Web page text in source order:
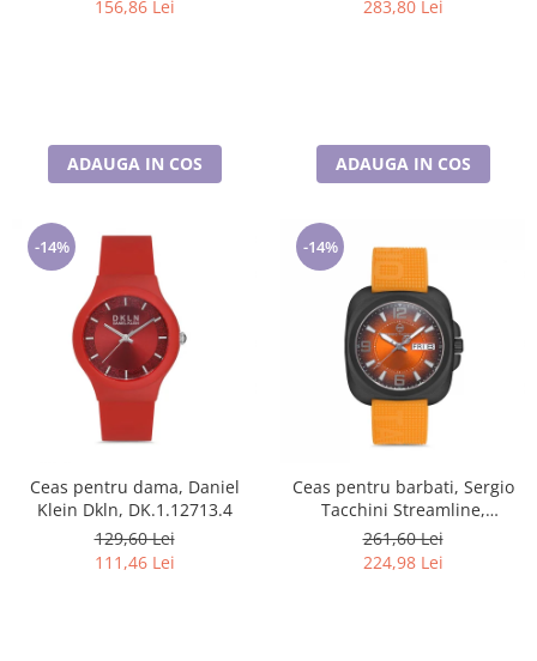
156,86 Lei
ADAUGA IN COS
283,80 Lei
ADAUGA IN COS
-14%
Ceas pentru dama, Daniel
Klein Dkln, DK.1.12713.4
129,60 Lei
111,46 Lei
-14%
Ceas pentru barbati, Sergio
Tacchini Streamline,
ST.1.10092.3
261,60 Lei
224,98 Lei